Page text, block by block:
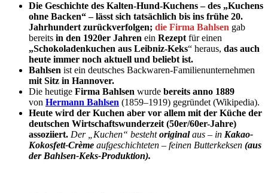
Die Geschichte des Kalten-Hund-Kuchens – des „Kuchens
ohne Backen“ – lässt sich tatsächlich bis ins frühe 20.
Jahrhundert zurückverfolgen; die Firma Bahlsen gab
bereits in den 1920er Jahren ein Rezept für einen
„Schokoladenkuchen aus Leibniz-Keks“ heraus, das auch
heute immer noch aktuell und beliebt ist.
Bahlsen ist ein deutsches Backwaren-Familienunternehmen
mit Sitz in Hannover.
Die heutige Firma Bahlsen wurde bereits anno 1889
von Hermann Bahlsen (1859–1919) gegründet (Wikipedia).
Heute wird der Kuchen aber vor allem mit der Küche der
deutschen Wirtschaftswunderzeit (50er/60er-Jahre)
assoziiert. Der „Kuchen“ bestehtoriginalaus – in Kakao-
Kokosfett-Crème aufgeschichteten – feinen Butterkeksen (aus
der Bahlsen-Keks-Produktion).